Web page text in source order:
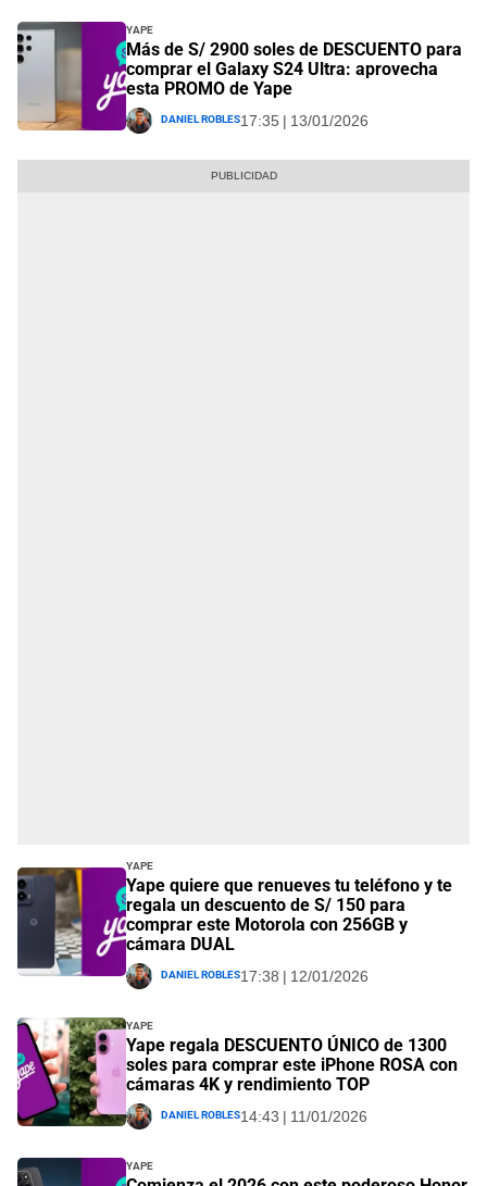
Yape
Más de S/ 2900 soles de DESCUENTO para
comprar el Galaxy S24 Ultra: aprovecha
esta PROMO de Yape
Daniel Robles17:35 | 13/01/2026
Yape
Yape quiere que renueves tu teléfono y te
regala un descuento de S/ 150 para
comprar este Motorola con 256GB y
cámara DUAL
Daniel Robles17:38 | 12/01/2026
Yape
Yape regala DESCUENTO ÚNICO de 1300
soles para comprar este iPhone ROSA con
cámaras 4K y rendimiento TOP
Daniel Robles14:43 | 11/01/2026
Yape